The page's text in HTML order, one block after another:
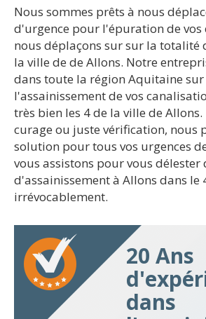
Nous sommes prêts à nous
d'urgence pour l'épuration de vos
nous déplaçons sur sur la totalité
la ville de de Allons. Notre
dans toute la région Aquitaine
l'assainissement de vos
très bien les 4 de la ville de
curage ou juste vérification, nous
solution pour tous vos urgences
vous assistons pour vous délester
d'assainissement à Allons dans le
irrévocablement.
20 Ans
dans